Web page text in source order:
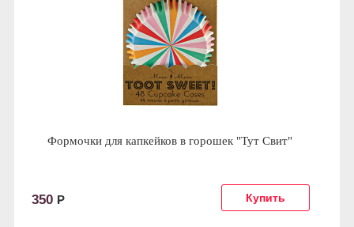
Формочки для капкейков в горошек "Тут Свит"
350 Р